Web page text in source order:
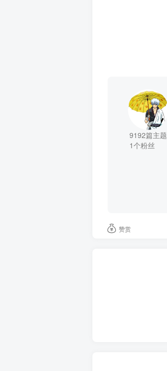
9192篇主题
1个粉丝
赞赏